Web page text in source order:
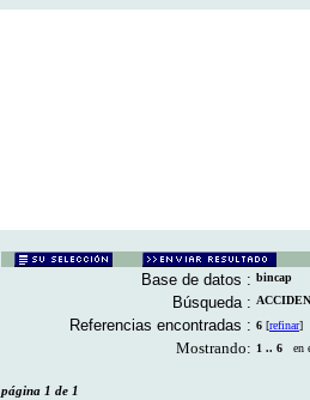
Base de datos : bincap
Búsqueda :
Referencias encontradas : 6 [refinar]
Mostrando: 1 .. 6 en
página 1 de 1